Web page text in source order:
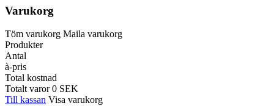
Varukorg
Töm varukorg Maila varukorg
Produkter
Antal
à-pris
Total kostnad
Totalt varor0 SEK
Till kassan Visa varukorg